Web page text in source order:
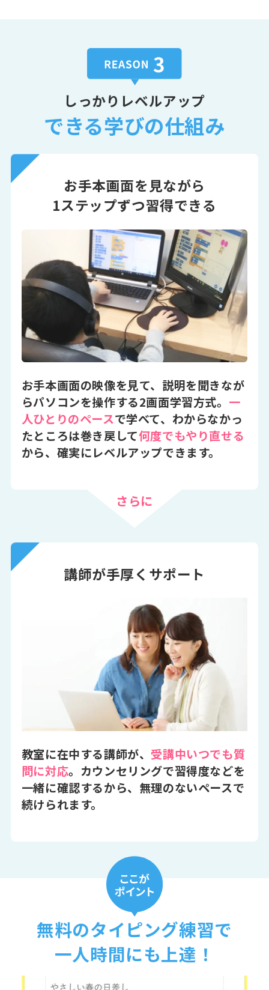
しっかりレベルアップ
できる学びの仕組み
お手本画面を見ながら
1ステップずつ習得できる
お手本画面の映像を見て、説明を聞きなが
らパソコンを操作する2画面学習方式。 一
人ひとりのペースで学べて、わからなかっ
たところは巻き戻して何度でもやり直せる
から、確実にレベルアップできます。
さらに
講師が手厚くサポート
教室に在中する講師が、 受講中いつでも質
問に対応。カウンセリングで習得度などを
一緒に確認するから、無理のないペースで
続けられます。
無料のタイピング練習で
一人時間にも上達！